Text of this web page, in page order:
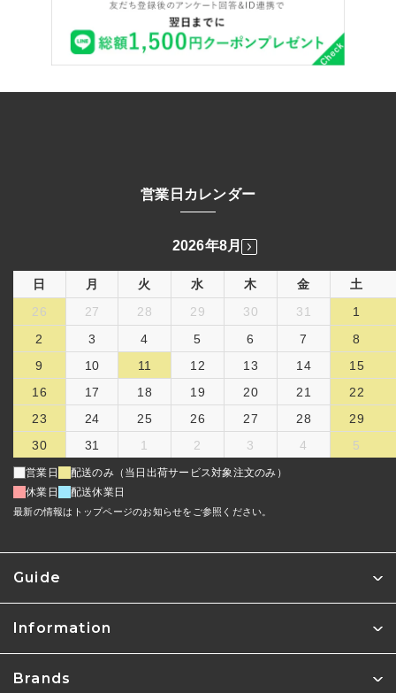
Guide
Information
Brands
営業日カレンダー
2026年8月
日 月 火 水 木 金
土
26
27 28 29 30 31
1
2
3 4 5 6 7
8
9
10 11 12 13 14
15
16
17 18 19 20 21
22
23
24 25 26 27 28
29
30
31 1 2 3 4 5
営業日
配送のみ（当日出荷サービス対象注文のみ）
休業日
配送休業日
最新の情報はトップページのお知らせをご参照ください。